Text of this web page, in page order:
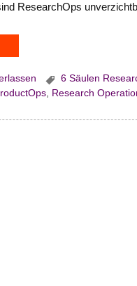
ResearchOps
6 Säulen
Research